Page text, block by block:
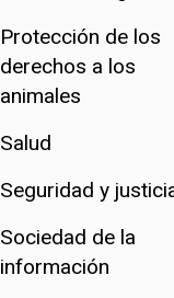
Protección de los
derechos a los
animales
Salud
Seguridad y
Sociedad de la
información